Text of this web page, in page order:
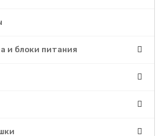
и блоки питания